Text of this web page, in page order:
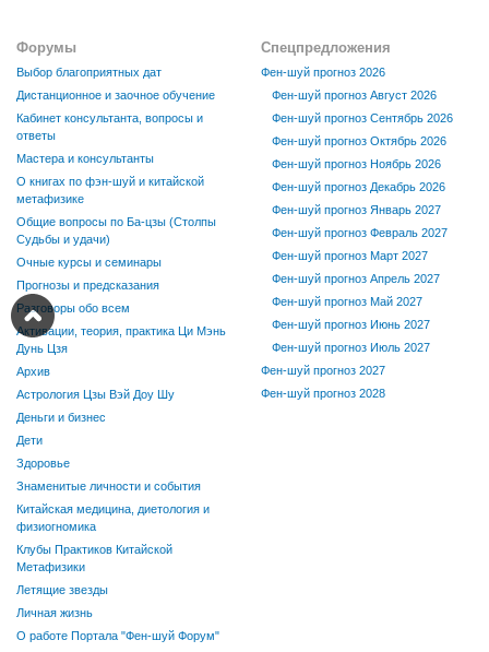
Форумы
Выбор благоприятных дат
Дистанционное и заочное обучение
Кабинет консультанта, вопросы и
ответы
Мастера и консультанты
О книгах по фэн-шуй и китайской
метафизике
Общие вопросы по Ба-цзы (Столпы
Судьбы и удачи)
Очные курсы и семинары
Прогнозы и предсказания
Разговоры обо всем
Активации, теория, практика Ци Мэнь
Дунь Цзя
Архив
Астрология Цзы Вэй Доу Шу
Деньги и бизнес
Дети
Здоровье
Знаменитые личности и события
Китайская медицина, диетология и
физиогномика
Клубы Практиков Китайской
Метафизики
Летящие звезды
Личная жизнь
О работе Портала "Фен-шуй Форум"
Спецпредложения
Фен-шуй прогноз 2026
Фен-шуй прогноз Август 2026
Фен-шуй прогноз Сентябрь 2026
Фен-шуй прогноз Октябрь 2026
Фен-шуй прогноз Ноябрь 2026
Фен-шуй прогноз Декабрь 2026
Фен-шуй прогноз Январь 2027
Фен-шуй прогноз Февраль 2027
Фен-шуй прогноз Март 2027
Фен-шуй прогноз Апрель 2027
Фен-шуй прогноз Май 2027
Фен-шуй прогноз Июнь 2027
Фен-шуй прогноз Июль 2027
Фен-шуй прогноз 2027
Фен-шуй прогноз 2028